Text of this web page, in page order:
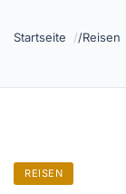
Startseite Reisen
REISEN